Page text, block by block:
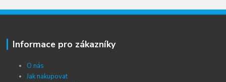
Informace pro zákazníky
O nás
Jak nakupovat